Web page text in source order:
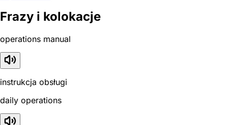
Frazy i kolokacje
operations manual
instrukcja obsługi
daily operations